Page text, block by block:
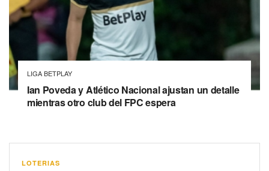
LIGA BETPLAY
Ian Poveda y Atlético Nacional ajustan un detalle
mientras otro club del FPC espera
LOTERIAS